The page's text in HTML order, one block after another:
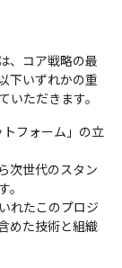
、コア戦略の最
下いずれかの重
ただきます。
トフォーム」の立
次世代のスタン
れたこのプロジ
めた技術と組織